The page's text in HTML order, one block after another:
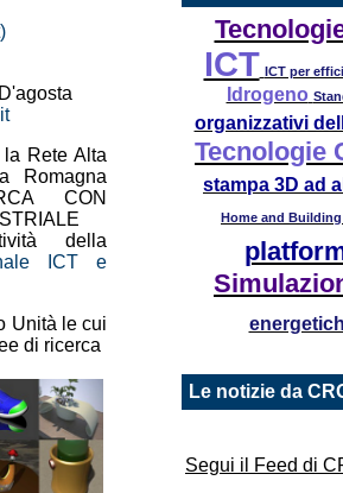
la Rete Alta
Romagna
CON
della
ICT e
Unità le cui
di ricerca
ICT ICT per
Idrogeno
organizzativi
Tecnologie
stampa 3D ad
Home and Building
Le notizie da
Segui il Feed di